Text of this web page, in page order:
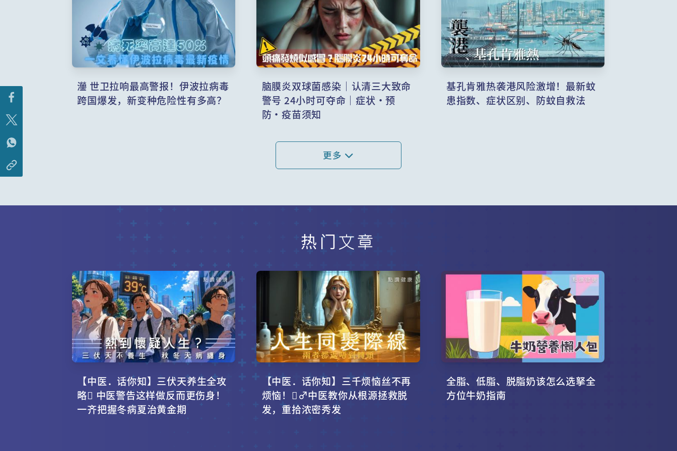
灐 世卫拉响最高警报！伊波拉病毒
跨国爆发，新变种危险性有多高？
脑膜炎双球菌感染｜认清三大致命
警号 24小时可夺命｜症状・预
防・疫苗须知
基孔肯雅热袭港风险激增！最新蚊
患指数、症状区别、防蚊自救法
更多
热门文章
【中医．话你知】三伏天养生全攻
略 中医警告这样做反而更伤身！
一齐把握冬病夏治黄金期
【中医．话你知】三千烦恼丝不再
烦恼！‍♂️中医教你从根源拯救脱
发，重拾浓密秀发
全脂、低脂、脱脂奶该怎么选拏全
方位牛奶指南